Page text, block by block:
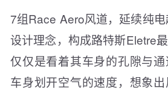
7组Race Aero风道，延续纯
设计理念，构成路特斯Eletre
仅仅是看着其车身的孔隙与
车身划开空气的速度，想象